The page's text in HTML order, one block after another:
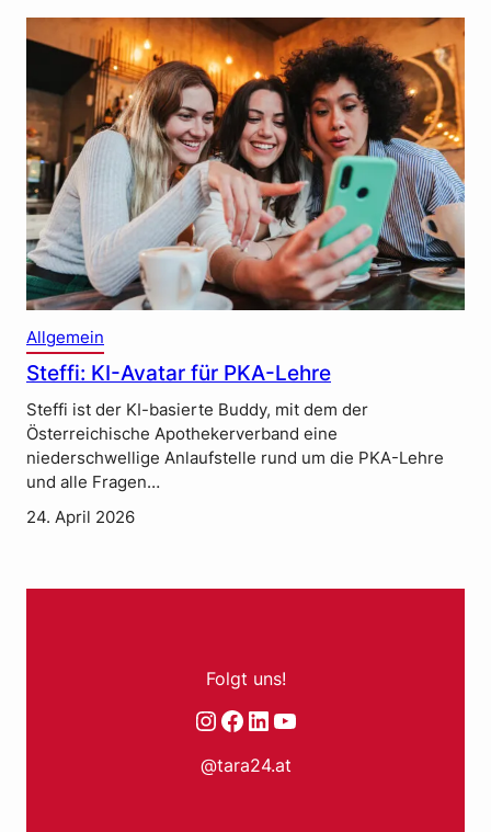
Allgemein
Steffi: KI-Avatar für PKA-Lehre
Steffi ist der KI-basierte Buddy, mit dem der
Österreichische Apothekerverband eine
niederschwellige Anlaufstelle rund um die PKA-Lehre
und alle Fragen…
24. April 2026
Folgt uns!
Instagram Facebook LinkedIn YouTube
@tara24.at